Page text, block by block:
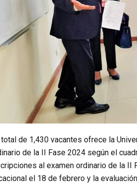
total de 1,430 vacantes ofrece la
de la II Fase 2024 según el
al examen ordinario de la
el 18 de febrero y la